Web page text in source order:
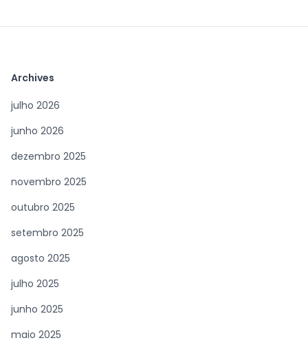
Archives
julho 2026
junho 2026
dezembro 2025
novembro 2025
outubro 2025
setembro 2025
agosto 2025
julho 2025
junho 2025
maio 2025